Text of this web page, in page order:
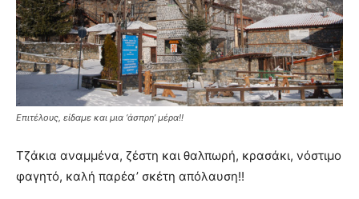
Επιτέλους, είδαμε και μια ‘άσπρη’ μέρα!!
Τζάκια αναμμένα, ζέστη και θαλπωρή, κρασάκι, νόστιμο
φαγητό, καλή παρέα’ σκέτη απόλαυση!!